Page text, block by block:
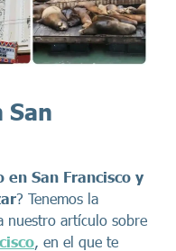
San
San Francisco y
? Tenemos la
nuestro artículo sobre
, en el que te